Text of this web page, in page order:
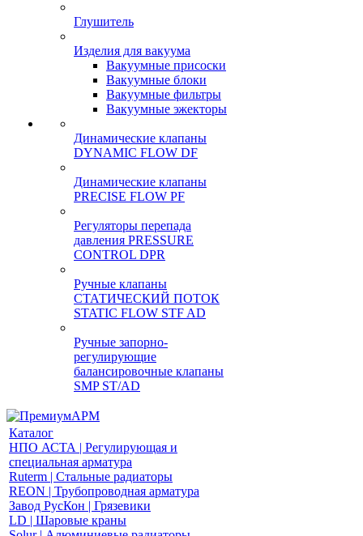
Глушитель
Изделия для вакуума
Вакуумные присоски
Вакуумные блоки
Вакуумные фильтры
Вакуумные эжекторы
Динамические клапаны
DYNAMIC FLOW DF
Динамические клапаны
PRECISE FLOW PF
Регуляторы перепада
давления PRESSURE
CONTROL DPR
Ручные клапаны
СТАТИЧЕСКИЙ ПОТОК
STATIC FLOW STF AD
Ручные запорно-
регулирующие
балансировочные клапаны
SMP ST/AD
Каталог
НПО АСТА | Регулирующая и
специальная арматура
Ruterm | Стальные радиаторы
REON | Трубопроводная арматура
Завод РусКон | Грязевики
LD | Шаровые краны